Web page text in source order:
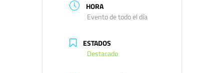
HORA
Evento de todo el día
ESTADOS
Destacado